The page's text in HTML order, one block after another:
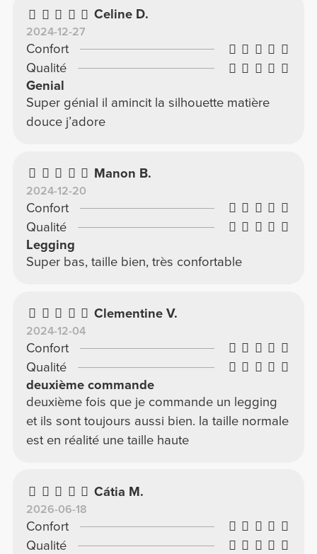
Celine D.
2024-12-27
Confort
Qualité
Genial
Super génial il amincit la silhouette matière
douce j’adore
Manon B.
2024-12-20
Confort
Qualité
Legging
Super bas, taille bien, très confortable
Clementine V.
2024-12-04
Confort
Qualité
deuxième commande
deuxième fois que je commande un legging
et ils sont toujours aussi bien. la taille normale
est en réalité une taille haute
Cátia M.
2026-06-18
Confort
Qualité